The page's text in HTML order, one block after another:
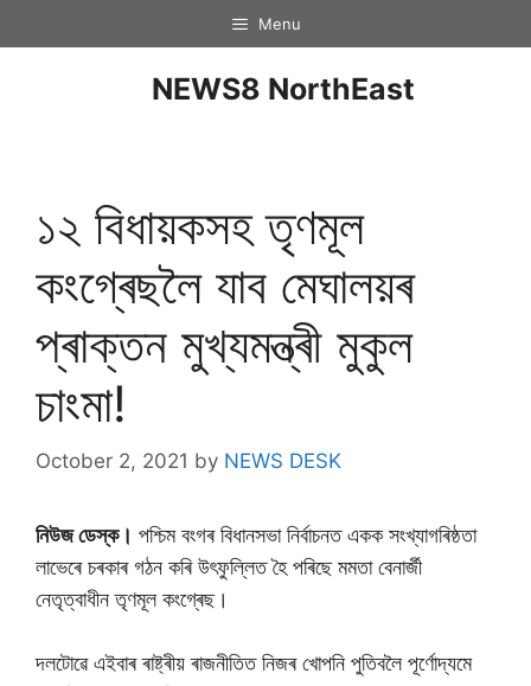
Menu
NEWS8 NorthEast
১২ বিধায়কসহ তৃণমূল
কংগ্ৰেছলৈ যাব মেঘালয়ৰ
প্ৰাক্তন মুখ্যমন্ত্ৰী মুকুল
চাংমা!
October 2, 2021 by NEWS DESK
নিউজ ডেস্ক। পশ্চিম বংগৰ বিধানসভা নিৰ্বাচনত একক সংখ্যাগৰিষ্ঠতা
লাভেৰে চৰকাৰ গঠন কৰি উৎফুল্লিত হৈ পৰিছে মমতা বেনাৰ্জী
নেতৃত্বাধীন তৃণমূল কংগ্ৰেছ।
দলটােৱে এইবাৰ ৰাষ্ট্ৰীয় ৰাজনীতিত নিজৰ খােপনি পুতিবলৈ পূৰ্ণােদ্যমে